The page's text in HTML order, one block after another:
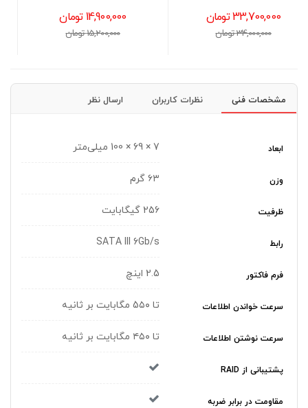
14,900,000 تومان
15,200,000 تومان
17,500,000 تومان
18,000,000 تومان
مشخصات فنی نظرات کاربران ارسال نظر
ابعاد 7 × 69 × 100 میلی‌متر
وزن ۶۳ گرم
ظرفیت 256 گیگابایت
رابط SATA III 6Gb/s
فرم فاکتور 2.5 اینچ
سرعت خواندن اطلاعات تا 5۵۰ مگابایت بر ثانیه
سرعت نوشتن اطلاعات تا ۴۵۰ مگابایت بر ثانیه
پشتیبانی از RAID
مقاومت در برابر ضربه